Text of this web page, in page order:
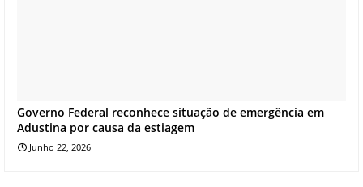
Governo Federal reconhece situação de emergência em
Adustina por causa da estiagem
Junho 22, 2026